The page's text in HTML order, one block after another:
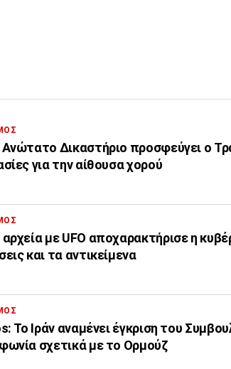
Δικαστήριο προσφεύγει ο
για την αίθουσα χορού
με UFO αποχαρακτήρισε η
και τα αντικείμενα
Το Ιράν αναμένει έγκριση του
σχετικά με το Ορμούζ